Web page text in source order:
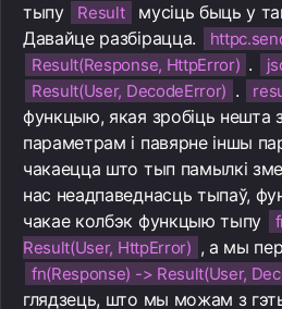
тыпу
Result
мусіць быць у
Давайце разбірацца.
Result(Response, HttpError) .
Result(User, DecodeError) .
функцыю, якая зробіць нешта
параметрам і павярне іншы
чакаецца што тып памылкі
нас неадпаведнасць тыпаў,
чакае колбэк функцыю тыпу
Result(User, HttpError) , а мы
fn(Response) -> Result(User,
глядзець, што мы можам з